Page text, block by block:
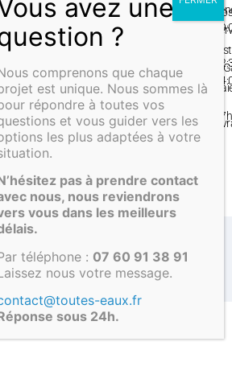
&
fosses.com Tous droits réservés –
–Formulaire de contact –CGV
client
Powered By :XYZScripts.com
comprenons que chaque
est unique. Nous sommes là
répondre à toutes vos
et vous guider vers les
les plus adaptées à votre
pas à prendre contact
nous, nous reviendrons
vous dans les meilleurs
téléphone : 07 60 91 38 91
nous votre message.
eaux.fr
sous 24h.